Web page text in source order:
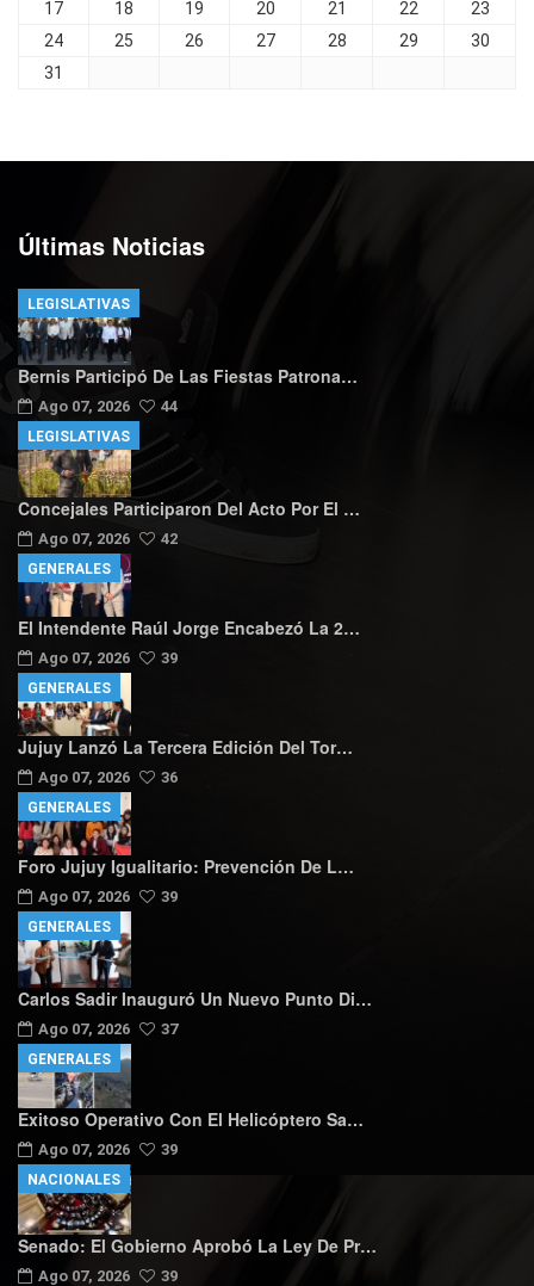
17
18 19 20 21 22
23
24
25 26 27 28 29
30
31
Últimas Noticias
Bernis Participó De Las Fiestas Patrona…
Ago 07, 2026 44
LEGISLATIVAS
Concejales Participaron Del Acto Por El …
Ago 07, 2026 42
LEGISLATIVAS
El Intendente Raúl Jorge Encabezó La 2…
Ago 07, 2026 39
GENERALES
Jujuy Lanzó La Tercera Edición Del Tor…
Ago 07, 2026 36
GENERALES
Foro Jujuy Igualitario: Prevención De L…
Ago 07, 2026 39
GENERALES
Carlos Sadir Inauguró Un Nuevo Punto Di…
Ago 07, 2026 37
GENERALES
Exitoso Operativo Con El Helicóptero Sa…
Ago 07, 2026 39
GENERALES
Senado: El Gobierno Aprobó La Ley De Pr…
Ago 07, 2026 39
NACIONALES